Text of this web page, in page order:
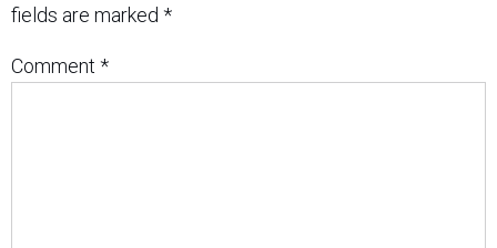
fields are marked *
Comment *